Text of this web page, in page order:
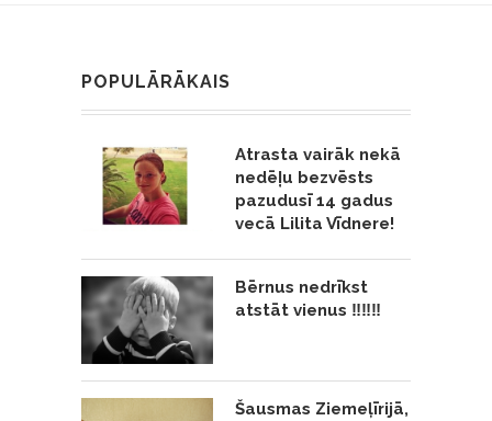
POPULĀRĀKAIS
Atrasta vairāk nekā
nedēļu bezvēsts
pazudusī 14 gadus
vecā Lilita Vīdnere!
Bērnus nedrīkst
atstāt vienus ‼️‼️‼️
Šausmas Ziemeļīrijā,